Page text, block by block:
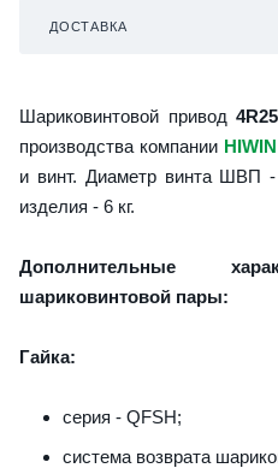
ДОСТАВКА
Шариковинтовой привод
производства компании HIWIN
и винт. Диаметр винта
изделия - 6 кг.
Дополнительные
шариковинтовой пары:
Гайка:
серия - QFSH;
система возврата